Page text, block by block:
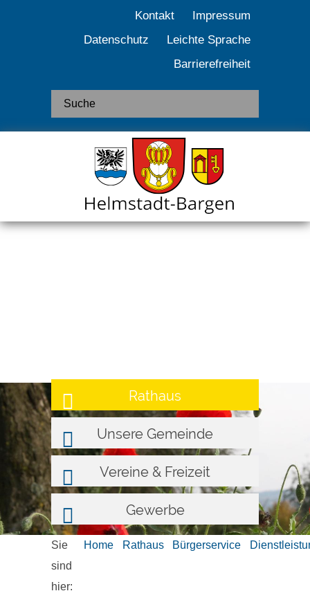
Kontakt
Impressum
Datenschutz
Leichte Sprache
Barrierefreiheit
Rathaus
Unsere Gemeinde
Vereine & Freizeit
Gewerbe
Sie
sind
hier:
Home Rathaus Bürgerservice